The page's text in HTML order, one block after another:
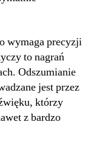
wymaga precyzji
to nagrań
Odszumianie
jest przez
którzy
z bardzo